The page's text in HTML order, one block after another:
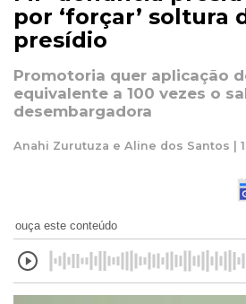
por ‘forçar’ soltura
presídio
Promotoria quer aplicação
equivalente a 100 vezes o
desembargadora
Anahi Zurutuza e Aline dos Santos |
ouça este conteúdo